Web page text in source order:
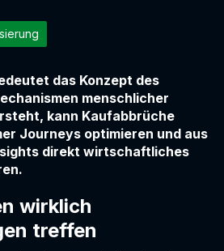
das Konzept des
menschlicher
kann Kaufabbrüche
Journeys optimieren und aus
direkt wirtschaftliches
wirklich
treffen